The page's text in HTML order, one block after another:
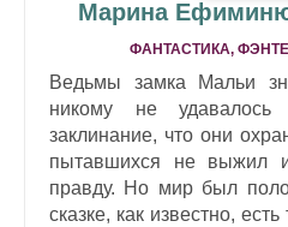
Марина
ФАНТАСТИКА,
Ведьмы замка Мальи
никому не удавалось
заклинание, что они
пытавшихся не выжил
правду. Но мир был
сказке, как известно,